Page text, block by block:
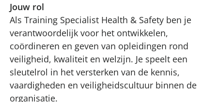
Jouw rol
Als Training Specialist Health & Safety ben je
verantwoordelijk voor het ontwikkelen,
coördineren en geven van opleidingen rond
veiligheid, kwaliteit en welzijn. Je speelt een
sleutelrol in het versterken van de kennis,
vaardigheden en veiligheidscultuur binnen de
organisatie.